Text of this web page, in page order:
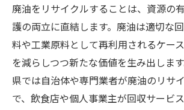
廃油をリサイクルすることは、資源の
護の両立に直結します。廃油は適切な
料や工業原料として再利用されるケー
を減らしつつ新たな価値を生み出しま
県では自治体や専門業者が廃油のリサ
で、飲食店や個人事業主が回収サービ